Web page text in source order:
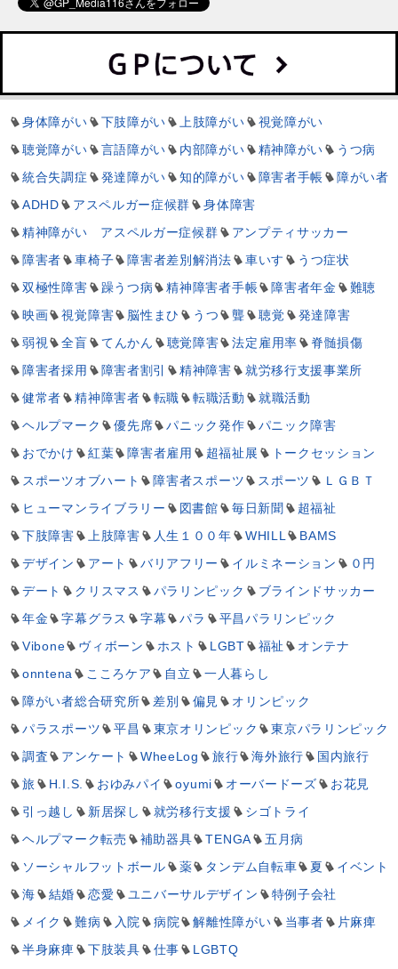
身体障がい 下肢障がい 上肢障がい
視覚障がい
聴覚障がい
言語障がい 内部障がい 精神障がい
うつ病
統合失調症
発達障がい 知的障がい 障害者手帳
障がい者
ADHD
アスペルガー症候群
身体障害
精神障がい アスペルガー症候群
アンプティサッカー
障害者
車椅子 障害者差別解消法 車いす
うつ症状
双極性障害
躁うつ病 精神障害者手帳 障害者年金
難聴
映画
視覚障害 脳性まひ うつ 聾 聴覚
発達障害
弱視
全盲 てんかん 聴覚障害 法定雇用率
脊髄損傷
障害者採用
障害者割引 精神障害
就労移行支援事業所
健常者
精神障害者 転職 転職活動
就職活動
ヘルプマーク
優先席 パニック発作
パニック障害
おでかけ
紅葉 障害者雇用 超福祉展
トークセッション
スポーツオブハート
障害者スポーツ スポーツ
ＬＧＢＴ
ヒューマンライブラリー
図書館 毎日新聞
超福祉
下肢障害
上肢障害 人生１００年 WHILL
BAMS
デザイン
アート バリアフリー イルミネーション
０円
デート
クリスマス パラリンピック
ブラインドサッカー
年金
字幕グラス 字幕 パラ
平昌パラリンピック
Vibone
ヴィボーン ホスト LGBT 福祉
オンテナ
onntena
こころケア 自立
一人暮らし
障がい者総合研究所
差別 偏見
オリンピック
パラスポーツ
平昌 東京オリンピック
東京パラリンピック
調査
アンケート WheeLog 旅行 海外旅行
国内旅行
旅
H.I.S. おゆみパイ oyumi オーバードーズ
お花見
引っ越し
新居探し 就労移行支援
シゴトライ
ヘルプマーク転売
補助器具 TENGA
五月病
ソーシャルフットボール
薬 タンデム自転車 夏
イベント
海
結婚 恋愛 ユニバーサルデザイン
特例子会社
メイク
難病 入院 病院 解離性障がい 当事者
片麻痺
半身麻痺
下肢装具 仕事
LGBTQ